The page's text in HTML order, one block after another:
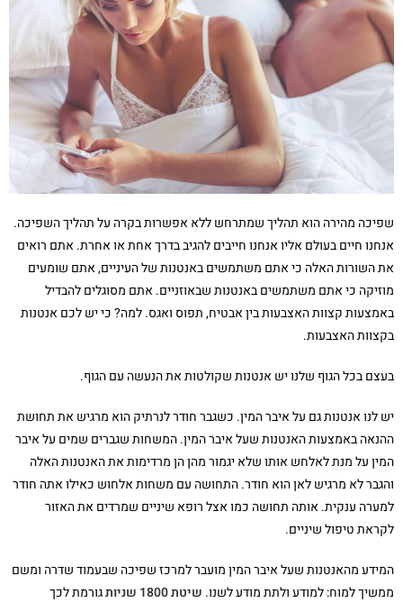
שפיכה מהירה הוא תהליך שמתרחש ללא אפשרות בקרה על תהליך השפיכה.
אנחנו חיים בעולם אליו אנחנו חייבים להגיב בדרך אחת או אחרת. אתם רואים
את השורות האלה כי אתם משתמשים באנטנות של העיניים, אתם שומעים
מוזיקה כי אתם משתמשים באנטנות שבאוזניים. אתם מסוגלים להבדיל
באמצעות קצוות האצבעות בין אבטיח, תפוס ואגס. למה? כי יש לכם אנטנות
בקצוות האצבעות.
בעצם בכל הגוף שלנו יש אנטנות שקולטות את הנעשה עם הגוף.
יש לנו אנטנות גם על איבר המין. כשגבר חודר לנרתיק הוא מרגיש את תחושת
ההנאה באמצעות האנטנות שעל איבר המין. המשחות שגברים שמים על איבר
המין על מנת לאלחש אותו שלא יגמור מהן הן מרדימות את האנטנות האלה
והגבר לא מרגיש לאן הוא חודר. התחושה עם משחות אלחוש כאילו אתה חודר
למערה ענקית. אותה תחושה כמו אצל רופא שיניים שמרדים את האזור
לקראת טיפול שיניים.
המידע מהאנטנות שעל איבר המין מועבר למרכז שפיכה שבעמוד שדרה ומשם
ממשיך למוח: למודע ולתת מודע לשנו. שיטת 1800 שניות
גורמת לכך